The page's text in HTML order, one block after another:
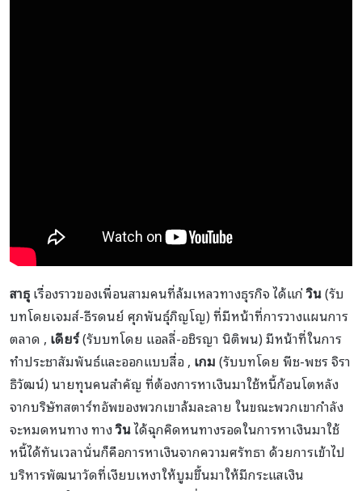
สาธุเรื่องราวของเพื่อนสามคนที่ล้มเหลวทางธุรกิจ ได้แก่วิน(รับ
บทโดยเจมส์-ธีรดนย์ ศุภพันธุ์ภิญโญ) ที่มีหน้าที่การวางแผนการ
ตลาด , เดียร์(รับบทโดย แอลลี่-อชิรญา นิติพน) มีหน้าที่ในการ
ทำประชาสัมพันธ์และออกแบบสื่อ , เกม(รับบทโดย พีช-พชร จิรา
ธิวัฒน์) นายทุนคนสำคัญ ที่ต้องการหาเงินมาใช้หนี้ก้อนโตหลัง
จากบริษัทสตาร์ทอัพของพวกเขาล้มละลาย ในขณะพวกเขากำลัง
จะหมดหนทาง ทางวินได้ฉุกคิดหนทางรอดในการหาเงินมาใช้
หนี้ได้ทันเวลานั่นก็คือการหาเงินจากความศรัทธา ด้วยการเข้าไป
บริหารพัฒนาวัดที่เงียบเหงาให้บูมขึ้นมาให้มีกระแสเงิน